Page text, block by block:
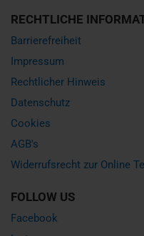
RECHTLICHE
Barrierefreiheit
Impressum
Rechtlicher Hinweis
Datenschutz
Cookies
AGB's
Widerrufsrecht zur Online
FOLLOW US
Facebook